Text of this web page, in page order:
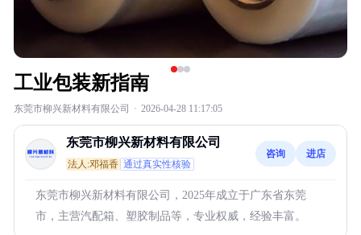
工业包装新指南
东莞市柳兴新材料有限公司 · 2026-04-28 11:17:05
东莞市柳兴新材料有限公司
法人:邓福香 通过真实性核验
咨询 进店
东莞市柳兴新材料有限公司，2025年成立于广东省东莞
市，主营汽配箱、塑胶制品等，专业权威，经验丰富。